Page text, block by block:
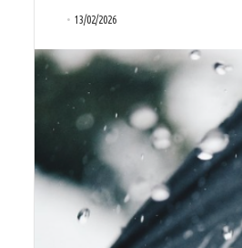
13/02/2026